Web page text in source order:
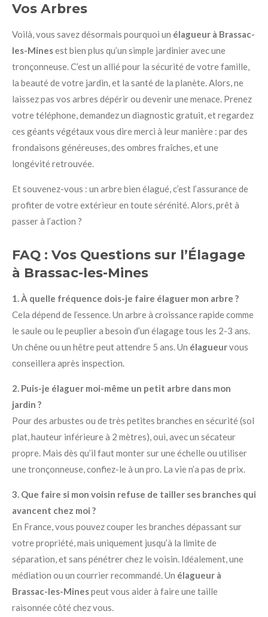
Vos Arbres
Voilà, vous savez désormais pourquoi un élagueur à Brassac-
les-Minesest bien plus qu’un simple jardinier avec une
tronçonneuse. C’est un allié pour la sécurité de votre famille,
la beauté de votre jardin, et la santé de la planète. Alors, ne
laissez pas vos arbres dépérir ou devenir une menace. Prenez
votre téléphone, demandez un diagnostic gratuit, et regardez
ces géants végétaux vous dire merci à leur manière : par des
frondaisons généreuses, des ombres fraîches, et une
longévité retrouvée.
Et souvenez-vous : un arbre bien élagué, c’est l’assurance de
profiter de votre extérieur en toute sérénité. Alors, prêt à
passer à l’action ?
FAQ : Vos Questions sur l’Élagage
à Brassac-les-Mines
1. À quelle fréquence dois-je faire élaguer mon arbre ?
Cela dépend de l’essence. Un arbre à croissance rapide comme
le saule ou le peuplier a besoin d’un élagage tous les 2-3 ans.
Un chêne ou un hêtre peut attendre 5 ans. Un élagueurvous
conseillera après inspection.
2. Puis-je élaguer moi-même un petit arbre dans mon
jardin ?
Pour des arbustes ou de très petites branches en sécurité (sol
plat, hauteur inférieure à 2 mètres), oui, avec un sécateur
propre. Mais dès qu’il faut monter sur une échelle ou utiliser
une tronçonneuse, confiez-le à un pro. La vie n’a pas de prix.
3. Que faire si mon voisin refuse de tailler ses branches qui
avancent chez moi ?
En France, vous pouvez couper les branches dépassant sur
votre propriété, mais uniquement jusqu’à la limite de
séparation, et sans pénétrer chez le voisin. Idéalement, une
médiation ou un courrier recommandé. Un élagueur à
Brassac-les-Minespeut vous aider à faire une taille
raisonnée côté chez vous.